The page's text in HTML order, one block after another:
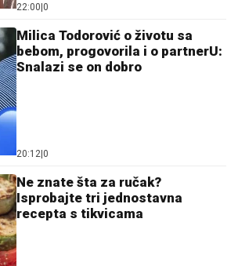
22:00|0
Milica Todorović o životu sa
bebom, progovorila i o partnerU:
Snalazi se on dobro
20:12|0
Ne znate šta za ručak?
Isprobajte tri jednostavna
recepta s tikvicama